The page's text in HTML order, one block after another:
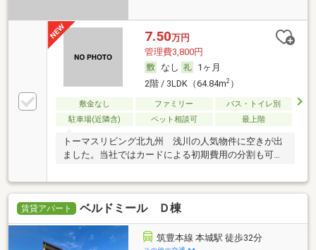
7.50万円
管理費3,800円
なし
1ヶ月
2階 / 3LDK（64.84m2）
敷金なし ファミリー
バス・トイレ別
駐車場(近隣含)
ペット相談可 最上階
トーマスリビング北九州 浅川の人気物件に空きが出
ました。当社ではカードによる初期費用の分割も可能
賃貸アパート ベルドミール Ｄ棟
筑豊本線 本城駅 徒歩32分